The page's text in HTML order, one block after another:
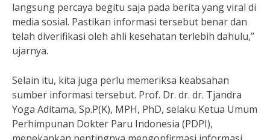
langsung percaya begitu saja pada berita yang viral di
media sosial. Pastikan informasi tersebut benar dan
telah diverifikasi oleh ahli kesehatan terlebih dahulu,”
ujarnya.
Selain itu, kita juga perlu memeriksa keabsahan
sumber informasi tersebut. Prof. Dr. dr. dr. Tjandra
Yoga Aditama, Sp.P(K), MPH, PhD, selaku Ketua Umum
Perhimpunan Dokter Paru Indonesia (PDPI),